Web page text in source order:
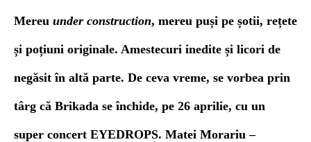
Mereu under construction, mereu puși pe șotii, rețete
și poțiuni originale. Amestecuri inedite și licori de
negăsit în altă parte. De ceva vreme, se vorbea prin
târg că Brikada se închide, pe 26 aprilie, cu un
super concert EYEDROPS. Matei Morariu –